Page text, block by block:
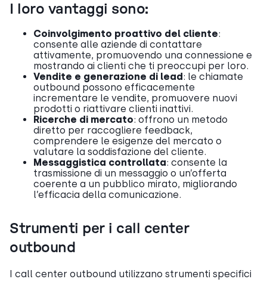
I loro vantaggi sono:
Coinvolgimento proattivo del cliente:
consente alle aziende di contattare
attivamente, promuovendo una connessione e
mostrando ai clienti che ti preoccupi per loro.
Vendite e generazione di lead: le chiamate
outbound possono efficacemente
incrementare le vendite, promuovere nuovi
prodotti o riattivare clienti inattivi.
Ricerche di mercato: offrono un metodo
diretto per raccogliere feedback,
comprendere le esigenze del mercato o
valutare la soddisfazione del cliente.
Messaggistica controllata: consente la
trasmissione di un messaggio o un’offerta
coerente a un pubblico mirato, migliorando
l’efficacia della comunicazione.
Strumenti per i call center
outbound
I call center outbound utilizzano strumenti specifici